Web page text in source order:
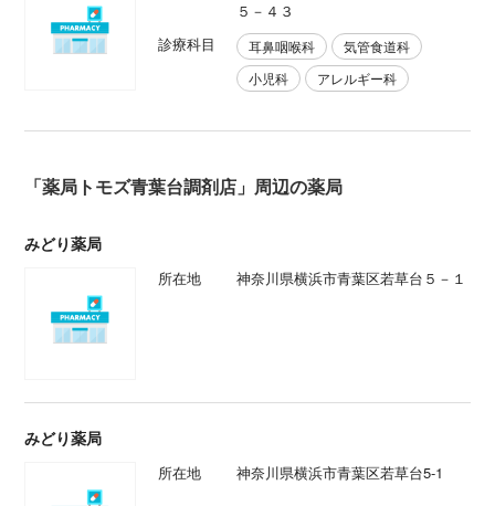
５－４３
診療科目
耳鼻咽喉科
気管食道科
小児科
アレルギー科
「薬局トモズ青葉台調剤店」周辺の薬局
みどり薬局
所在地 神奈川県横浜市青葉区若草台５－１
みどり薬局
所在地 神奈川県横浜市青葉区若草台5-1